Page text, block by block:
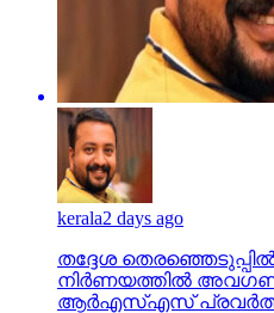
kerala2 days ago
തദ്ദേശ
നിര്‍ണയത്തില്‍
ആര്‍എസ്എസ്